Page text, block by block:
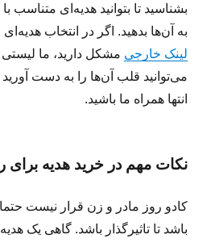
بشناسید تا بتوانید هدیه‌ای متناسب
به آن‌ها بدهید. اگر در انتخاب
لینک خارجی مشکل دارید، ما لیستی
می‌توانید قلب آن‌ها را به دست
انتها همراه ما باشید.
نکات مهم در خرید هدیه برای
کادو روز مادر و زن قرار نیست
باشد تا تاثیرگذار باشد. گاهی یک